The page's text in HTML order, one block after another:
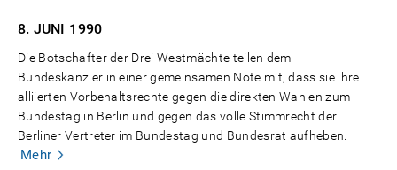
8. JUNI 1990
Die Botschafter der Drei Westmächte teilen dem
Bundeskanzler in einer gemeinsamen Note mit, dass sie ihre
alliierten Vorbehaltsrechte gegen die direkten Wahlen zum
Bundestag in Berlin und gegen das volle Stimmrecht der
Berliner Vertreter im Bundestag und Bundesrat aufheben.
Mehr